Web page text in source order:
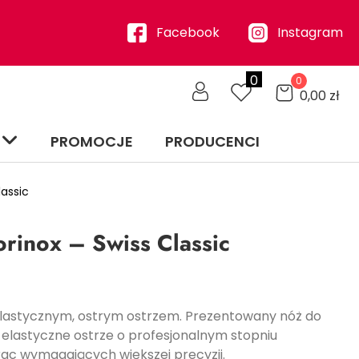
Facebook Instagram
0 0
0,00 zł
PROMOCJE PRODUCENCI
– Swiss Classic
ostrym ostrzem. Prezentowany nóż do
ostrze o profesjonalnym stopniu
wymagających większej precyzji.